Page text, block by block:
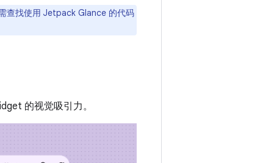
查找使用 Jetpack Glance 的代码
的视觉吸引力。